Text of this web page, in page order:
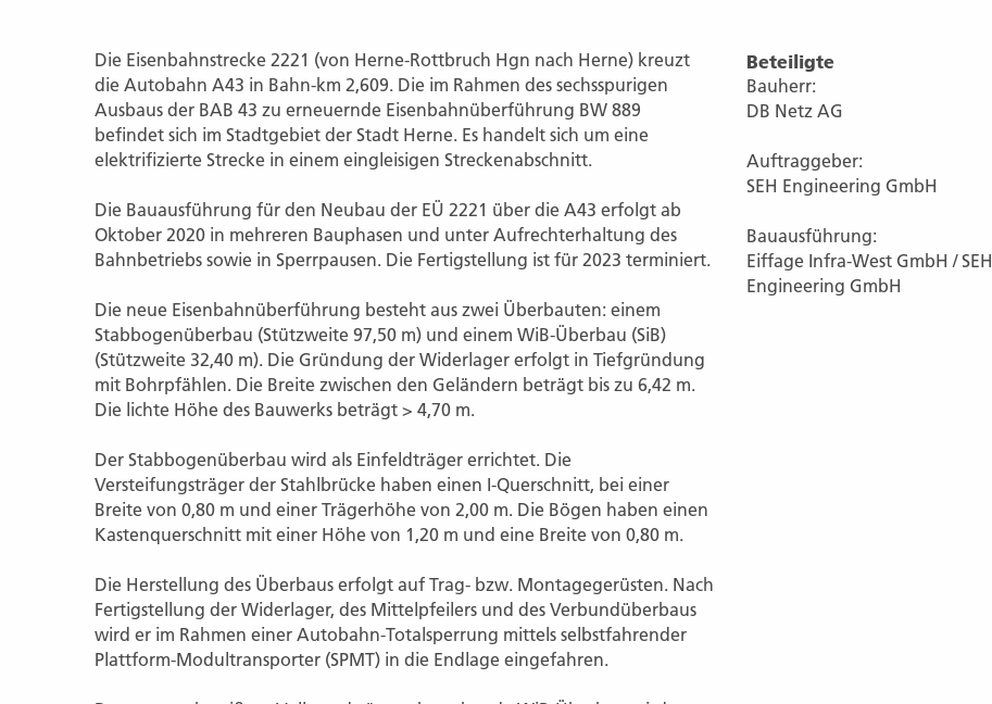
Die Eisenbahnstrecke 2221 (von Herne-Rottbruch Hgn nach Herne) kreuzt
die Autobahn A43 in Bahn-km 2,609. Die im Rahmen des sechsspurigen
Ausbaus der BAB 43 zu erneuernde Eisenbahnüberführung BW 889
befindet sich im Stadtgebiet der Stadt Herne. Es handelt sich um eine
elektrifizierte Strecke in einem eingleisigen Streckenabschnitt.
Die Bauausführung für den Neubau der EÜ 2221 über die A43 erfolgt ab
Oktober 2020 in mehreren Bauphasen und unter Aufrechterhaltung des
Bahnbetriebs sowie in Sperrpausen. Die Fertigstellung ist für 2023 terminiert.
Die neue Eisenbahnüberführung besteht aus zwei Überbauten: einem
Stabbogenüberbau (Stützweite 97,50 m) und einem WiB-Überbau (SiB)
(Stützweite 32,40 m). Die Gründung der Widerlager erfolgt in Tiefgründung
mit Bohrpfählen. Die Breite zwischen den Geländern beträgt bis zu 6,42 m.
Die lichte Höhe des Bauwerks beträgt > 4,70 m.
Der Stabbogenüberbau wird als Einfeldträger errichtet. Die
Versteifungsträger der Stahlbrücke haben einen I-Querschnitt, bei einer
Breite von 0,80 m und einer Trägerhöhe von 2,00 m. Die Bögen haben einen
Kastenquerschnitt mit einer Höhe von 1,20 m und eine Breite von 0,80 m.
Die Herstellung des Überbaus erfolgt auf Trag- bzw. Montagegerüsten. Nach
Fertigstellung der Widerlager, des Mittelpfeilers und des Verbundüberbaus
wird er im Rahmen einer Autobahn-Totalsperrung mittels selbstfahrender
Plattform-Modultransporter (SPMT) in die Endlage eingefahren.
Beteiligte
Bauherr:
DB Netz AG
Auftraggeber:
SEH Engineering GmbH
Bauausführung:
Eiffage Infra-West GmbH / SEH
Engineering GmbH